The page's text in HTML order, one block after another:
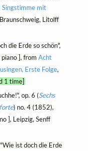
Singstimme mit
Litolff
die Erde so schön",
], from Acht
Erste Folge,
1 time]
op. 6 (Sechs
) no. 4 (1852),
], Leipzig, Senff
ist doch die Erde